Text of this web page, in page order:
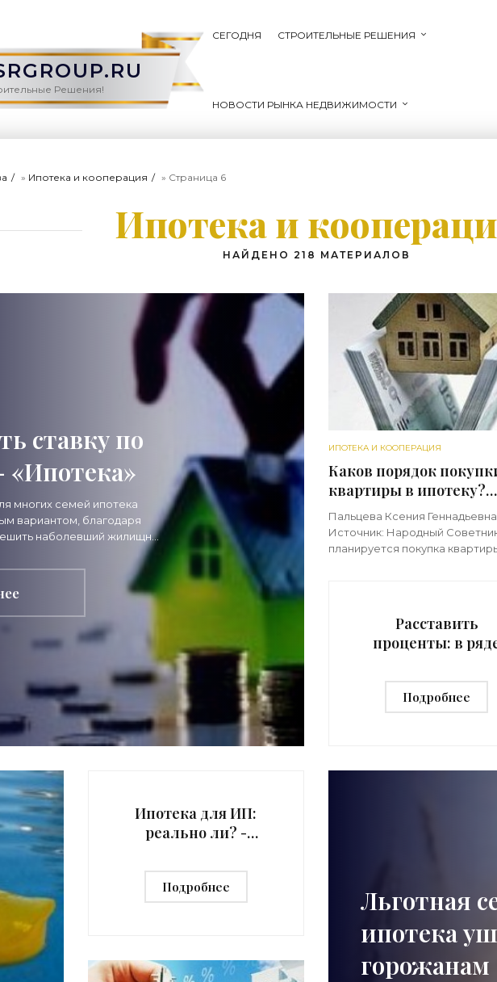
Решения!
СЕГОДНЯ СТРОИТЕЛЬНЫЕ РЕШЕНИЯ
НОВОСТИ РЫНКА НЕДВИЖИМОСТИ
» Ипотека и кооперация » Страница 6
Ипотека и
НАЙДЕНО 218 МАТЕРИАЛОВ
ставку по
«Ипотека»
многих семей ипотека
вариантом, благодаря
наболевший жилищный
ИПОТЕКА И КООПЕРАЦИЯ
Каков порядок
квартиры в ипотеку?
Пошаговая
нюансы - «Ипотека»
Пальцева Ксения Геннадьевна
Источник: Народный
планируется покупка
Расставить
проценты: в
ипотечные
- «Ипотека»
Подробнее
Ипотека для ИП:
реально ли? -
Подробнее
Льготная
ипотека